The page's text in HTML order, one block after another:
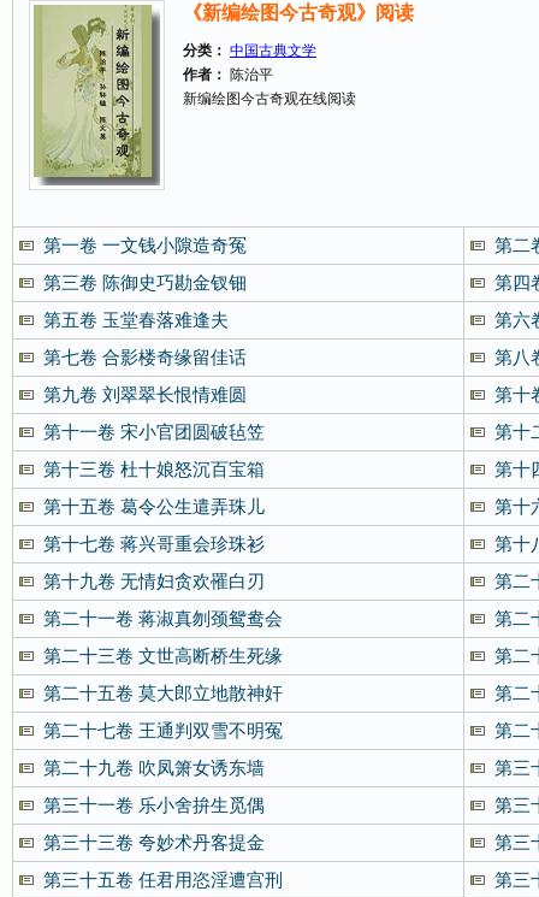
《新编绘图今古奇观》阅读
分类： 中国古典文学
作者： 陈治平
新编绘图今古奇观在线阅读
第一卷 一文钱小隙造奇冤
第二
第三卷 陈御史巧勘金钗钿
第四
第五卷 玉堂春落难逢夫
第六
第七卷 合影楼奇缘留佳话
第八
第九卷 刘翠翠长恨情难圆
第十
第十一卷 宋小官团圆破毡笠
第十
第十三卷 杜十娘怒沉百宝箱
第十
第十五卷 葛令公生遣弄珠儿
第十
第十七卷 蒋兴哥重会珍珠衫
第十
第十九卷 无情妇贪欢罹白刃
第二
第二十一卷 蒋淑真刎颈鸳鸯会
第二
第二十三卷 文世高断桥生死缘
第二
第二十五卷 莫大郎立地散神奸
第二
第二十七卷 王通判双雪不明冤
第二
第二十九卷 吹凤箫女诱东墙
第三
第三十一卷 乐小舍拚生觅偶
第三
第三十三卷 夸妙术丹客提金
第三
第三十五卷 任君用恣淫遭宫刑
第三